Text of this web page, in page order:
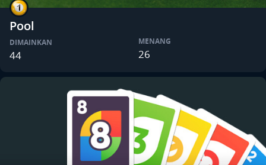
Pool
DIMAINKAN
44
MENANG
26